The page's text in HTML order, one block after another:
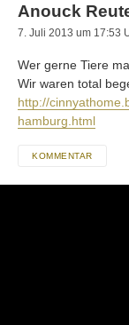
Anouck
7. Juli 2013 um 17:53
Wer gerne Tiere
Wir waren total
http://
hamburg.html
KOMMENTAR